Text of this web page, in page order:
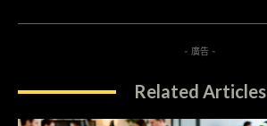
- 廣告 -
Related Articles